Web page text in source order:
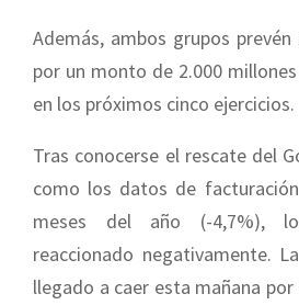
Además, ambos grupos
por un monto de 2.000
en los próximos cinco ejercicios.
Tras conocerse el rescate del
como los datos de
meses del año (-4,7%),
reaccionado negativamente.
llegado a caer esta mañana